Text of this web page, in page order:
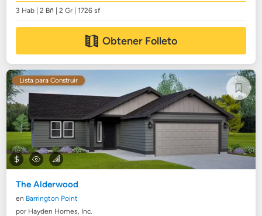
3 Hab | 2 Bñ | 2 Gr | 1726 sf
Obtener Folleto
Lista para Construir
The Alderwood
en Barrington Point
por Hayden Homes, Inc.